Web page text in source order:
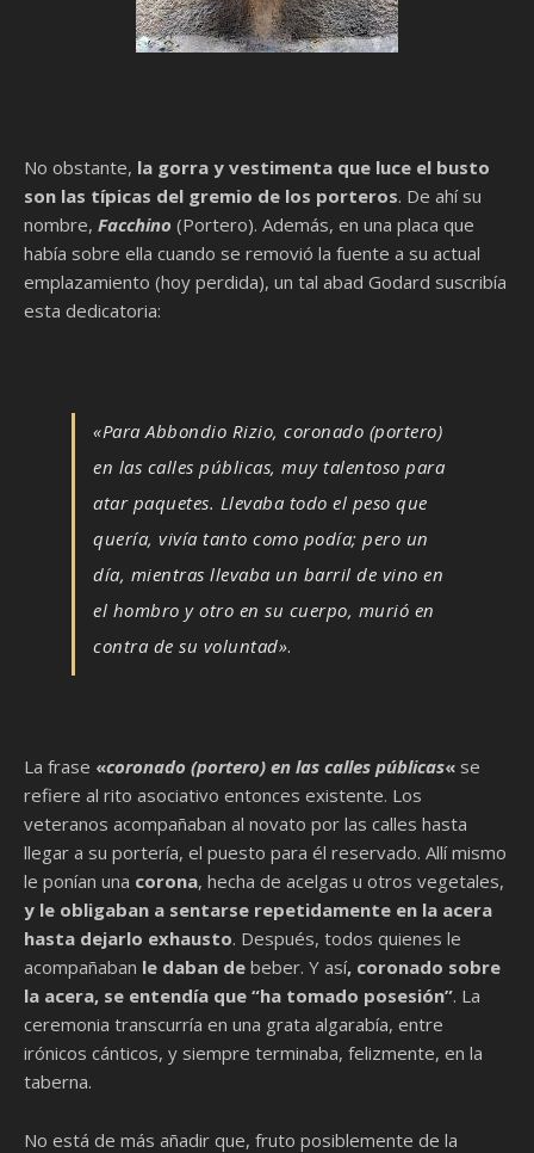
No obstante, la gorra y vestimenta que luce el busto
son las típicas del gremio de los porteros. De ahí su
nombre, Facchino (Portero). Además, en una placa que
había sobre ella cuando se removió la fuente a su actual
emplazamiento (hoy perdida), un tal abad Godard suscribía
esta dedicatoria:
«Para Abbondio Rizio, coronado (portero)
en las calles públicas, muy talentoso para
atar paquetes. Llevaba todo el peso que
quería, vivía tanto como podía; pero un
día, mientras llevaba un barril de vino en
el hombro y otro en su cuerpo, murió en
contra de su voluntad».
La frase «coronado (portero) en las calles públicas« se
refiere al rito asociativo entonces existente. Los
veteranos acompañaban al novato por las calles hasta
llegar a su portería, el puesto para él reservado. Allí mismo
le ponían una corona, hecha de acelgas u otros vegetales,
y le obligaban a sentarse repetidamente en la acera
hasta dejarlo exhausto. Después, todos quienes le
acompañaban le daban de beber. Y así, coronado sobre
la acera, se entendía que “ha tomado posesión”. La
ceremonia transcurría en una grata algarabía, entre
irónicos cánticos, y siempre terminaba, felizmente, en la
taberna.
No está de más añadir que, fruto posiblemente de la